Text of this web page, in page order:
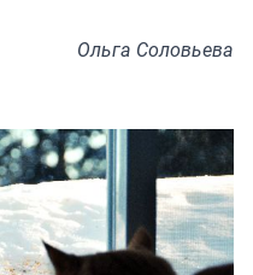
Ольга Соловьева